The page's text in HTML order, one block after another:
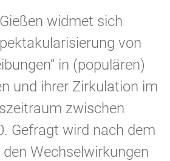
widmet sich
von
in (populären)
und ihrer Zirkulation im
zwischen
Gefragt wird nach dem
Wechselwirkungen